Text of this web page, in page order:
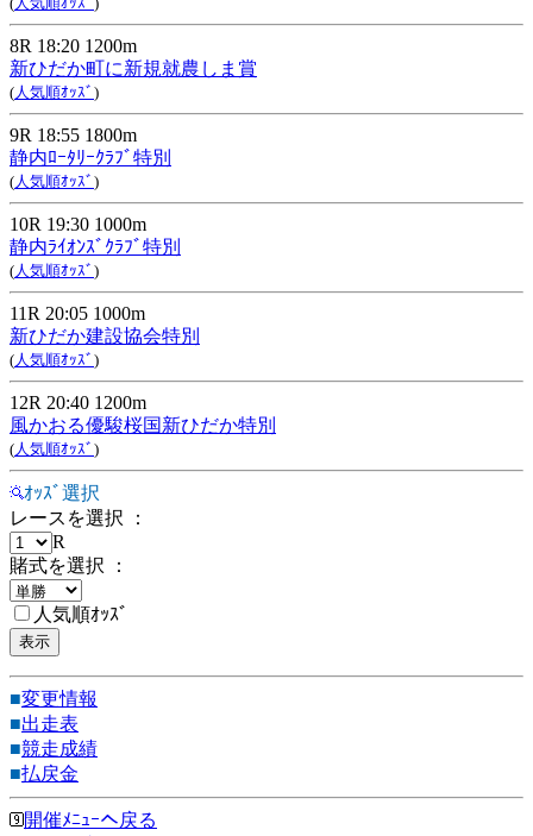
8R 18:20 1200m
新ひだか町に新規就農しま賞
(人気順ｵｯｽﾞ )
9R 18:55 1800m
静内ﾛｰﾀﾘｰｸﾗﾌﾞ特別
(人気順ｵｯｽﾞ )
10R 19:30 1000m
静内ﾗｲｵﾝｽﾞｸﾗﾌﾞ特別
(人気順ｵｯｽﾞ )
11R 20:05 1000m
新ひだか建設協会特別
(人気順ｵｯｽﾞ )
12R 20:40 1200m
風かおる優駿桜国新ひだか特別
(人気順ｵｯｽﾞ )
ｵｯｽﾞ選択
レースを選択 ：
R
賭式を選択 ：
人気順ｵｯｽﾞ
■変更情報
■出走表
■競走成績
■払戻金
開催ﾒﾆｭｰへ戻る